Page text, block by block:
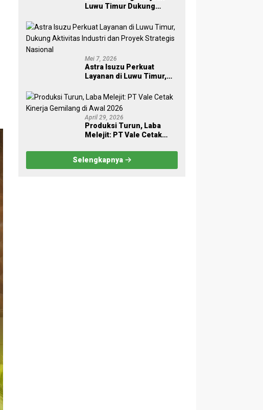
Luwu Timur Dukung
2026
Mei 7, 2026
Astra Isuzu Perkuat
Layanan di Luwu Timur,
dan Proyek Strategis
Nasional
April 29, 2026
Produksi Turun, Laba
Melejit: PT Vale Cetak
2026
Selengkapnya